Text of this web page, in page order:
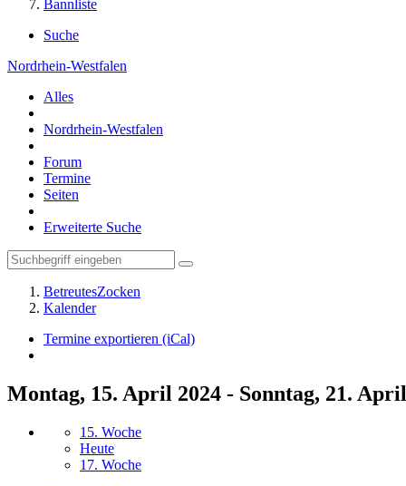
Bannliste
Suche
Nordrhein-Westfalen
Alles
Nordrhein-Westfalen
Forum
Termine
Seiten
Erweiterte Suche
BetreutesZocken
Kalender
Termine exportieren (iCal)
Montag, 15. April 2024 - Sonntag, 21.
15. Woche
Heute
17. Woche